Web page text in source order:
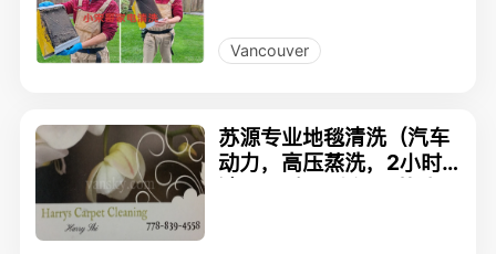
Vancouver
苏源专业地毯清洗（汽车
动力，高压蒸洗，2小时